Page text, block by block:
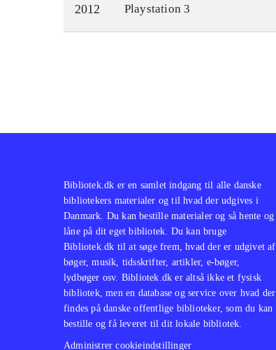
2012 Playstation 3
Bibliotek.dk er en samlet indgang til alle danske
bibliotekers materialer og til hvad der udgives i
Danmark. Du kan bestille materialer og så hente og
låne på dit eget bibliotek. Du kan bruge
Bibliotek.dk til at søge frem, hvad der er udgivet af
bøger, musik, tidsskrifter, artikler, e-bøger,
lydbøger osv. Bibliotek.dk er altså ikke et fysisk
bibliotek, men en database og service over hvad der
findes på danske offentlige biblioteker, som du kan
bestille og få leveret til dit lokale bibliotek.
Administrer cookieindstillinger